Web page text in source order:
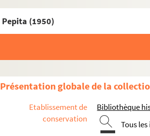
Pepita (1950)
Présentation globale de la
Etablissement de
conservation
Bibliothèque
Tous